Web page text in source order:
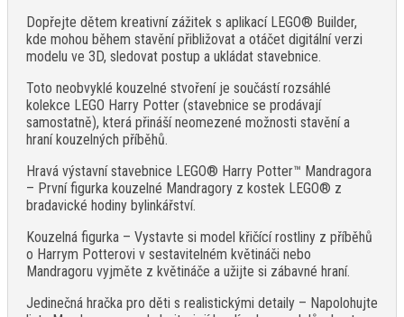
Dopřejte dětem kreativní zážitek s aplikací LEGO® Builder,
kde mohou během stavění přibližovat a otáčet digitální verzi
modelu ve 3D, sledovat postup a ukládat stavebnice.
Toto neobvyklé kouzelné stvoření je součástí rozsáhlé
kolekce LEGO Harry Potter (stavebnice se prodávají
samostatně), která přináší neomezené možnosti stavění a
hraní kouzelných příběhů.
Hravá výstavní stavebnice LEGO® Harry Potter™ Mandragora
– První figurka kouzelné Mandragory z kostek LEGO® z
bradavické hodiny bylinkářství.
Kouzelná figurka – Vystavte si model křičící rostliny z příběhů
o Harrym Potterovi v sestavitelném květináči nebo
Mandragoru vyjměte z květináče a užijte si zábavné hraní.
Jedinečná hračka pro děti s realistickými detaily – Napolohujte